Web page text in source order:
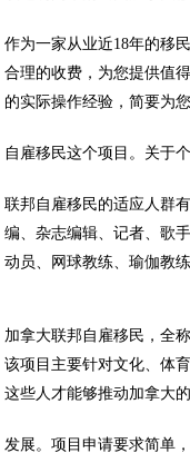
作为一家从业近18年的移
合理的收费，为您提供值
的实际操作经验，简要为
自雇移民这个项目。关于
联邦自雇移民的适应人群
编、杂志编辑、记者、歌
动员、网球教练、瑜伽教
加拿大联邦自雇移民，全称
该项目主要针对文化、体
这些人才能够推动加拿大
发展。项目申请要求简单